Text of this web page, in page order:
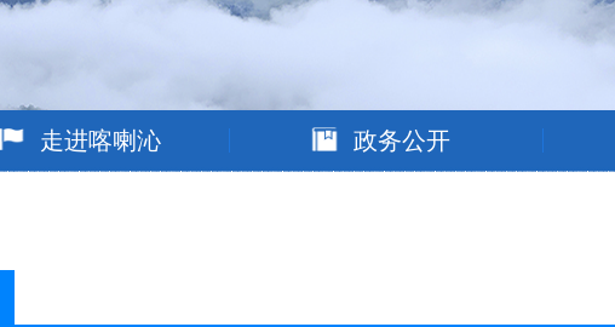
走进喀喇沁 政务公开